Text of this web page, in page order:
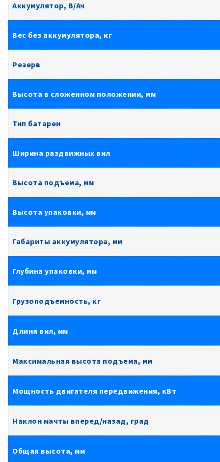
Аккумулятор, В/Ач
Вес без аккумулятора, кг
Резерв
Высота в сложенном положении, мм
Тип батареи
Ширина раздвижных вил
Высота подъема, мм
Высота упаковки, мм
Габариты аккумулятора, мм
Глубина упаковки, мм
Грузоподъемность, кг
Длина вил, мм
Максимальная высота подъема, мм
Мощность двигателя передвижения, кВт
Наклон мачты вперед/назад, град
Общая высота, мм